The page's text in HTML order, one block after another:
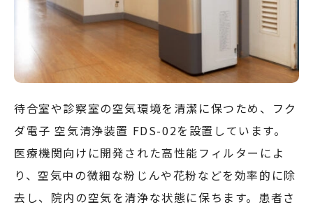
待合室や診察室の空気環境を清潔に保つため、フク
ダ電子 空気清浄装置 FDS-02を設置しています。
医療機関向けに開発された高性能フィルターによ
り、空気中の微細な粉じんや花粉などを効率的に除
去し、院内の空気を清浄な状態に保ちます。患者さ